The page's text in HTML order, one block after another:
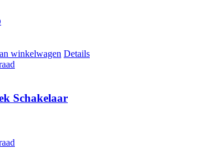
winkelwagen Details
Schakelaar